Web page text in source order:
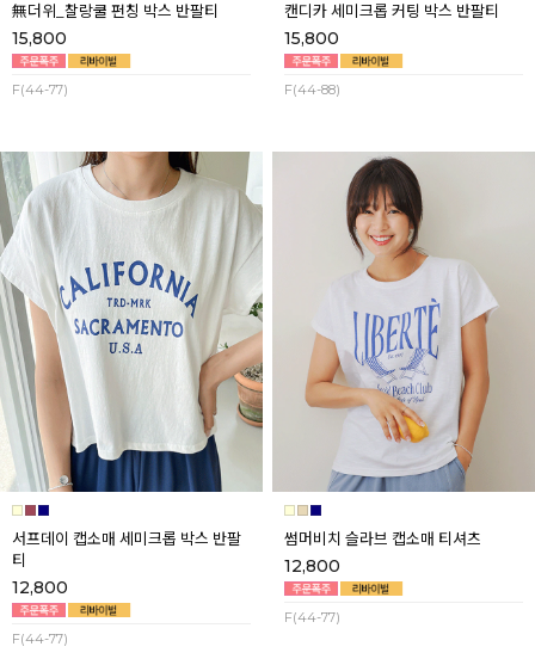
無더위_찰랑쿨 펀칭 박스 반팔티
15,800
F(44-77)
캔디카 세미크롭 커팅 박스 반팔티
15,800
F(44-88)
서프데이 캡소매 세미크롭 박스 반팔
티
12,800
F(44-77)
썸머비치 슬라브 캡소매 티셔츠
12,800
F(44-77)